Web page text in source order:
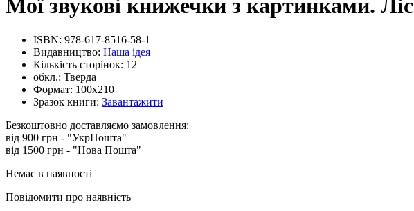
Мої звукові книжечки з картинками. Ліс
ISBN: 978-617-8516-58-1
Видавництво: Наша ідея
Кількість сторінок: 12
обкл.: Тверда
Формат: 100х210
Зразок книги: Завантажити
Безкоштовно доставляємо замовлення:
від 900 грн - "УкрПошта"
від 1500 грн - "Нова Пошта"
Немає в наявності
Повідомити про наявність